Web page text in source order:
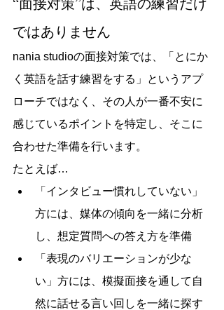
ではありません
nania studioの面接対策では、「とにか
く英語を話す練習をする」というアプ
ローチではなく、その人が一番不安に
感じているポイントを特定し、そこに
合わせた準備を行います。
たとえば…
「インタビュー慣れしていない」
方には、媒体の傾向を一緒に分析
し、想定質問への答え方を準備
「表現のバリエーションが少な
い」方には、模擬面接を通して自
然に話せる言い回しを一緒に探す